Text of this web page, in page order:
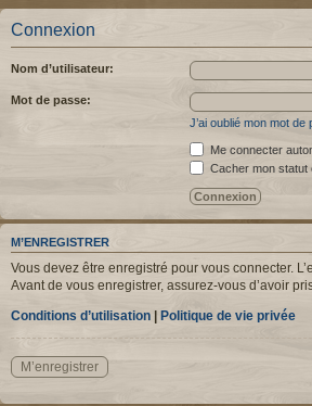
Connexion
Nom d’utilisateur:
Mot de passe:
J’ai oublié mon mot de
Me connecter
Cacher mon statut
M’ENREGISTRER
Vous devez être enregistré pour vous connecter.
Avant de vous enregistrer, assurez-vous d’avoir
Conditions d’utilisation | Politique de vie privée
M’enregistrer